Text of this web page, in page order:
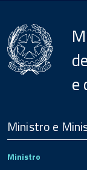
e
Footer
Ministro e
Ministro